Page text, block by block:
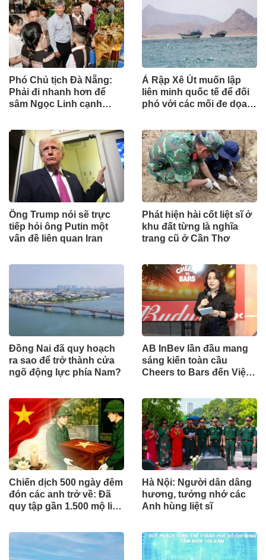
Phó Chủ tịch Đà Nẵng:
Phải đi nhanh hơn để
sâm Ngọc Linh cạnh
Ả Rập Xê Út muốn lập
liên minh quốc tế để đối
phó với các mối đe dọa
Ông Trump nói sẽ trực
tiếp hỏi ông Putin một
vấn đề liên quan Iran
Phát hiện hài cốt liệt sĩ ở
khu đất từng là nghĩa
trang cũ ở Cần Thơ
Đồng Nai đã quy hoạch
ra sao để trở thành cửa
ngõ động lực phía Nam?
AB InBev lần đầu mang
sáng kiến toàn cầu
Cheers to Bars đến Việt
Chiến dịch 500 ngày đêm
đón các anh trở về: Đã
quy tập gần 1.500 mộ liệt
Hà Nội: Người dân dâng
hương, tưởng nhớ các
Anh hùng liệt sĩ